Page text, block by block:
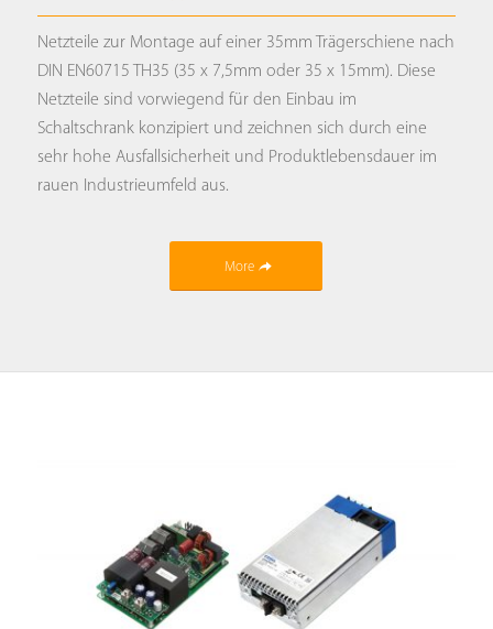
Netzteile zur Montage auf einer 35mm Trägerschiene nach
DIN EN60715 TH35 (35 x 7,5mm oder 35 x 15mm). Diese
Netzteile sind vorwiegend für den Einbau im
Schaltschrank konzipiert und zeichnen sich durch eine
sehr hohe Ausfallsicherheit und Produktlebensdauer im
rauen Industrieumfeld aus.
More